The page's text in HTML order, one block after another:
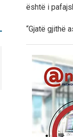
është i
“Gjatë gjithë